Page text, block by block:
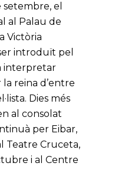
el
al Palau de
Victòria
introduït pel
interpretar
reina d’entre
Dies més
al consolat
per Eibar,
Teatre Cruceta,
i al Centre